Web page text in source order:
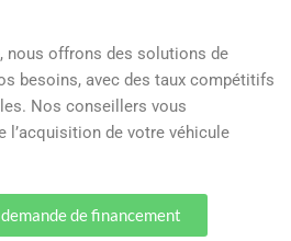
nous offrons des solutions de
besoins, avec des taux compétitifs
Nos conseillers vous
l’acquisition de votre véhicule
de financement